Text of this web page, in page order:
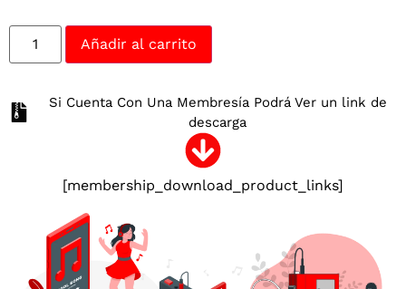
Añadir al carrito
Si Cuenta Con Una Membresía Podrá Ver un link de
descarga
[membership_download_product_links]